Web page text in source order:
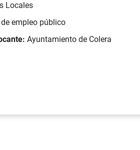
Locales
empleo público
Ayuntamiento de Colera